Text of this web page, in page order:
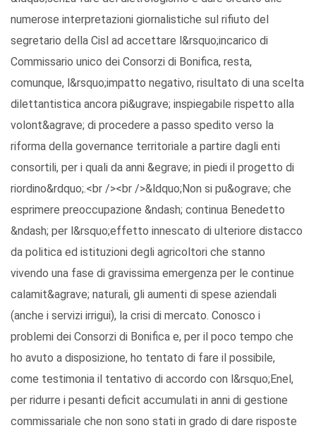
numerose interpretazioni giornalistiche sul rifiuto del
segretario della Cisl ad accettare l&rsquo;incarico di
Commissario unico dei Consorzi di Bonifica, resta,
comunque, l&rsquo;impatto negativo, risultato di una scelta
dilettantistica ancora pi&ugrave; inspiegabile rispetto alla
volont&agrave; di procedere a passo spedito verso la
riforma della governance territoriale a partire dagli enti
consortili, per i quali da anni &egrave; in piedi il progetto di
riordino&rdquo;.<br /><br />&ldquo;Non si pu&ograve; che
esprimere preoccupazione &ndash; continua Benedetto
&ndash; per l&rsquo;effetto innescato di ulteriore distacco
da politica ed istituzioni degli agricoltori che stanno
vivendo una fase di gravissima emergenza per le continue
calamit&agrave; naturali, gli aumenti di spese aziendali
(anche i servizi irrigui), la crisi di mercato. Conosco i
problemi dei Consorzi di Bonifica e, per il poco tempo che
ho avuto a disposizione, ho tentato di fare il possibile,
come testimonia il tentativo di accordo con l&rsquo;Enel,
per ridurre i pesanti deficit accumulati in anni di gestione
commissariale che non sono stati in grado di dare risposte